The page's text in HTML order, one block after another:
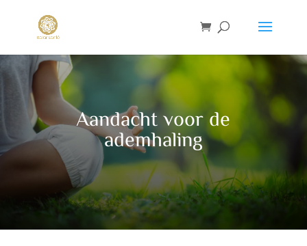
Aandacht voor de
ademhaling